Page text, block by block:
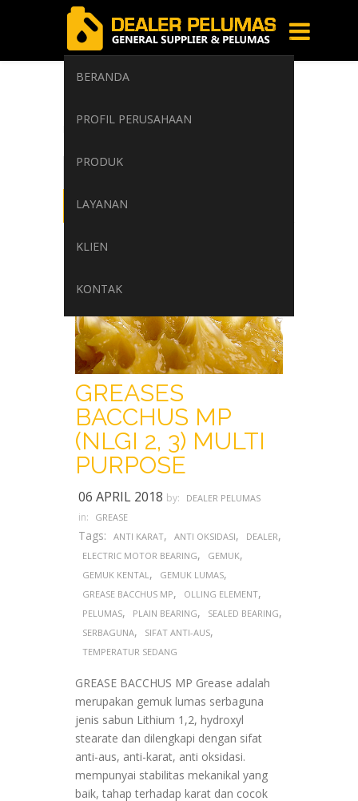
BERANDA
PROFIL PERUSAHAAN
PRODUK
LAYANAN
KLIEN
KONTAK
GREASES
BACCHUS MP
(NLGI 2, 3) MULTI
PURPOSE
06 APRIL 2018 by: DEALER PELUMAS
in: GREASE
Tags: ANTI KARAT, ANTI OKSIDASI, DEALER,
ELECTRIC MOTOR BEARING, GEMUK,
GEMUK KENTAL, GEMUK LUMAS,
GREASE BACCHUS MP, OLLING ELEMENT,
PELUMAS, PLAIN BEARING, SEALED BEARING,
SERBAGUNA, SIFAT ANTI-AUS,
TEMPERATUR SEDANG
GREASE BACCHUS MP Grease adalah
merupakan gemuk lumas serbaguna
jenis sabun Lithium 1,2, hydroxyl
stearate dan dilengkapi dengan sifat
anti-aus, anti-karat, anti oksidasi.
mempunyai stabilitas mekanikal yang
baik, tahap terhadap karat dan cocok